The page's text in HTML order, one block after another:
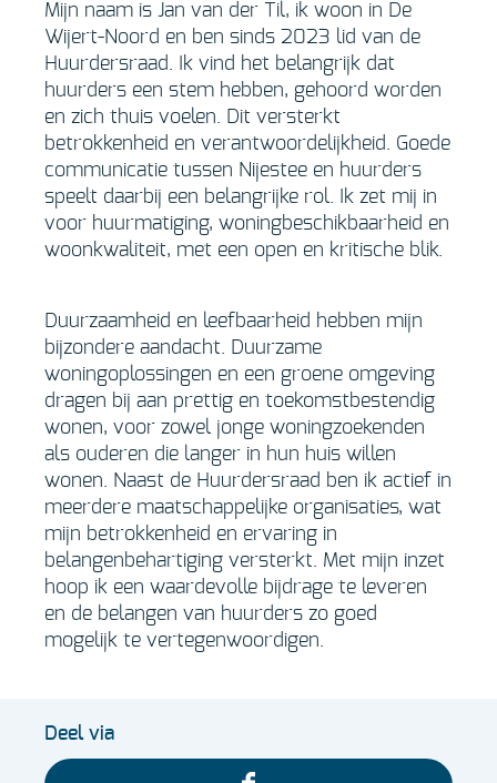
Mijn naam is Jan van der Til, ik woon in De
Wijert-Noord en ben sinds 2023 lid van de
Huurdersraad. Ik vind het belangrijk dat
huurders een stem hebben, gehoord worden
en zich thuis voelen. Dit versterkt
betrokkenheid en verantwoordelijkheid. Goede
communicatie tussen Nijestee en huurders
speelt daarbij een belangrijke rol. Ik zet mij in
voor huurmatiging, woningbeschikbaarheid en
woonkwaliteit, met een open en kritische blik.
Duurzaamheid en leefbaarheid hebben mijn
bijzondere aandacht. Duurzame
woningoplossingen en een groene omgeving
dragen bij aan prettig en toekomstbestendig
wonen, voor zowel jonge woningzoekenden
als ouderen die langer in hun huis willen
wonen. Naast de Huurdersraad ben ik actief in
meerdere maatschappelijke organisaties, wat
mijn betrokkenheid en ervaring in
belangenbehartiging versterkt. Met mijn inzet
hoop ik een waardevolle bijdrage te leveren
en de belangen van huurders zo goed
mogelijk te vertegenwoordigen.
Deel via